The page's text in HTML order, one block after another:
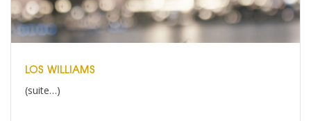
LOS WILLIAMS
(suite…)